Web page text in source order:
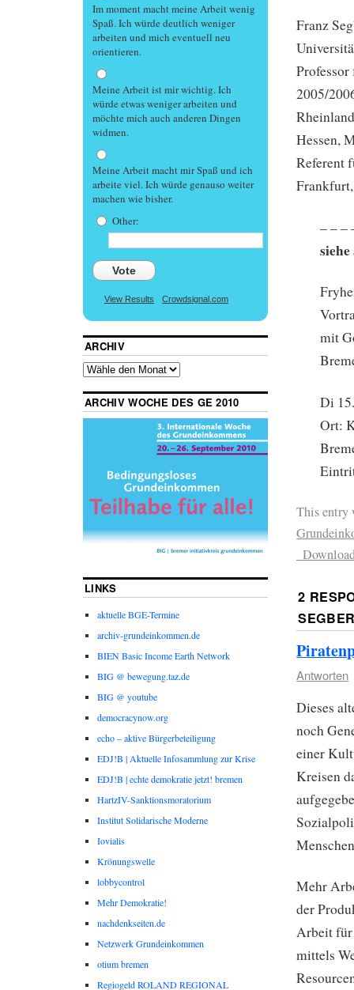
Franz
2005/
Hessen,
Referent
– – –
mit
Di
Ort:
This entry
2
Antworten
Dieses
noch
einer
Kreisen
Mehr
der
Arbeit für
mittels
Im moment macht meine Arbeit wenig
Spaß. Ich würde deutlich weniger
arbeiten und mich eventuell neu
orientieren.
Meine Arbeit ist mir wichtig. Ich
würde etwas weniger arbeiten und
möchte mich auch anderen Dingen
widmen.
Meine Arbeit macht mir Spaß und ich
arbeite viel. Ich würde genauso weiter
machen wie bisher.
Other:
Vote
View Results Crowdsignal.com
ARCHIV
ARCHIV WOCHE DES GE 2010
LINKS
aktuelle BGE-Termine
archiv-grundeinkommen.de
BIEN Basic Income Earth Network
BIG @ bewegung.taz.de
BIG @ youtube
democracynow.org
echo – aktive Bürgerbeteiligung
EDJ!B | Aktuelle Infosammlung zur Krise
EDJ!B | echte demokratie jetzt! bremen
HartzIV-Sanktionsmoratorium
Institut Solidarische Moderne
Iovialis
Krönungswelle
lobbycontrol
Mehr Demokratie!
nachdenkseiten.de
Netzwerk Grundeinkommen
otium bremen
Regiogeld ROLAND REGIONAL